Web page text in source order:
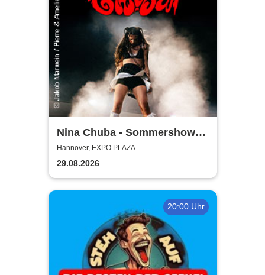
Nina Chuba - Sommershows
2026
Hannover, EXPO PLAZA
29.08.2026
20:00 Uhr